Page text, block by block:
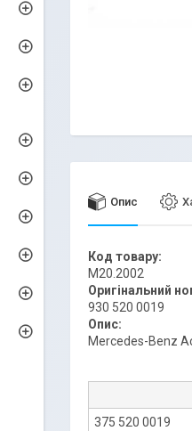
Опис
Код товару:
M20.2002
Оригінальний
930 520 0019
Опис:
Mercedes-Benz
375 520 0019